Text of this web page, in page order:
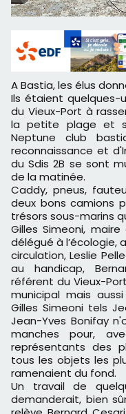
A Bastia, les élus
Ils étaient quelques-
du Vieux-Port à
la petite plage et
Neptune club
reconnaissance et
du Sdis 2B se sont
de la matinée.
Caddy, pneus,
deux bons camions
trésors sous-marins
Gilles Simeoni,
délégué à l’écologie,
circulation, Leslie
au handicap,
référent du Vieux-
municipal mais
Gilles Simeoni tels
Jean-Yves Bonifay
manches pour,
représentants des
tous les objets les
ramenaient du fond.
Un travail de
demanderait, bien